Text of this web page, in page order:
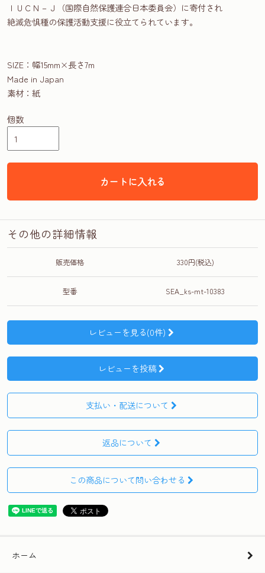
ＩＵＣＮ－Ｊ（国際自然保護連合日本委員会）に寄付され
絶滅危惧種の保護活動支援に役立てられています。
SIZE：幅15mm×長さ7m
Made in Japan
素材：紙
個数
カートに入れる
その他の詳細情報
販売価格 330円(税込)
型番 SEA_ks-mt-10383
レビューを見る(0件)
レビューを投稿
支払い・配送について
返品について
この商品について問い合わせる
ホーム